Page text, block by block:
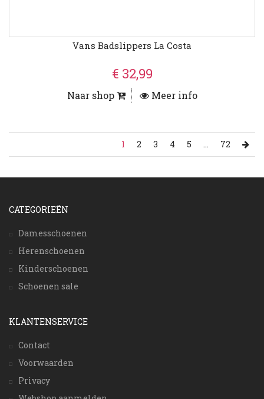
Vans Badslippers La Costa
€ 32,99
Naar shop Meer info
1 2 3 4 5 ... 72
CATEGORIEËN
Damesschoenen
Herenschoenen
Kinderschoenen
Schoenen sale
KLANTENSERVICE
Contact
Voorwaarden
Privacy